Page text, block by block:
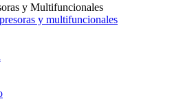
y Multifuncionales
y multifuncionales